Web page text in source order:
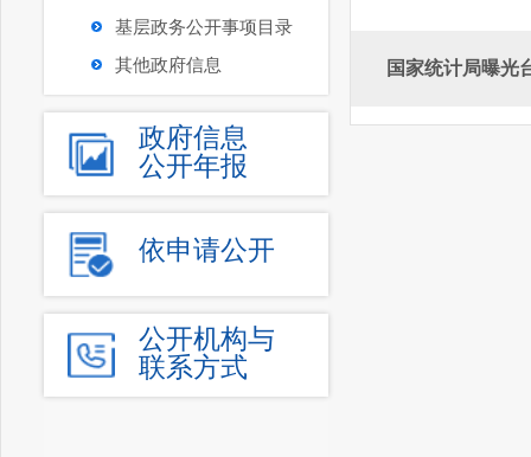
基层政务公开事项目录
其他政府信息
政府信息
公开年报
依申请公开
公开机构与
联系方式
国家统计局曝光